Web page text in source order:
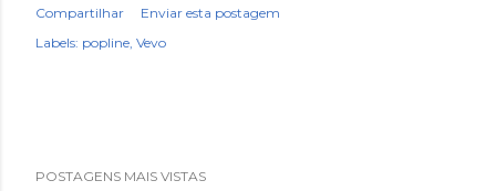
Compartilhar
Enviar esta postagem
Labels: popline Vevo
POSTAGENS MAIS VISTAS